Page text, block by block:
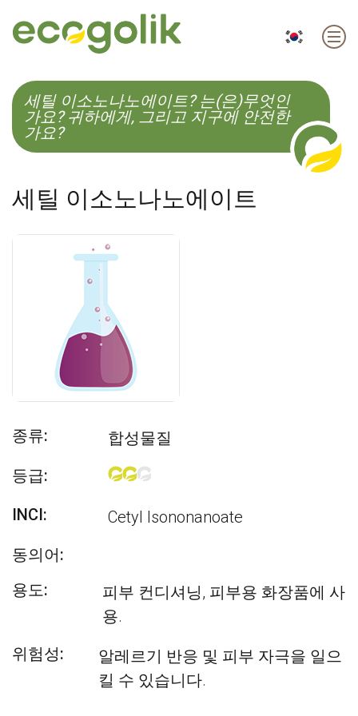
EN ES CS KO
세틸 이소노나노에이트? 는(은)무엇인
가요? 귀하에게, 그리고 지구에 안전한
가요?
세틸 이소노나노에이트
종류:
합성물질
등급:
INCI:
Cetyl Isononanoate
동의어:
용도:
피부 컨디셔닝, 피부용 화장품에 사
용.
위험성:
알레르기 반응 및 피부 자극을 일으
킬 수 있습니다.